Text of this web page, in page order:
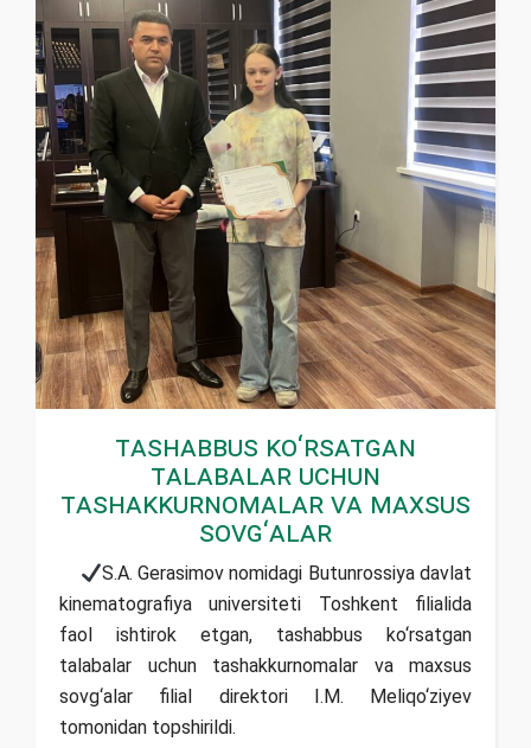
Tashabbus ko‘rsatgan
talabalar uchun
tashakkurnomalar va maxsus
sovg‘alar
S.A. Gerasimov nomidagi Butunrossiya davlat
kinematografiya universiteti Toshkent filialida
faol ishtirok etgan, tashabbus ko‘rsatgan
talabalar uchun tashakkurnomalar va maxsus
sovg‘alar filial direktori I.M. Meliqo‘ziyev
tomonidan topshirildi.